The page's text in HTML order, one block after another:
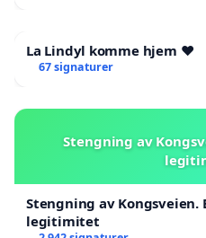
La Lindyl komme hjem ❤️
67 signaturer
Stengning av
Stengning av Kongsveien.
legitimitet